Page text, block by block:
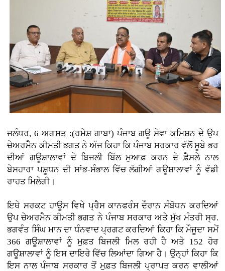
ਜਲੰਧਰ, 6 ਅਗਸਤ :(ਰਮੇਸ਼ ਗਾਬਾ) ਪੰਜਾਬ ਗਊ ਸੇਵਾ ਕਮਿਸ਼ਨ ਦੇ ਉਪ
ਚੇਅਰਮੈਨ ਕੀਮਤੀ ਭਗਤ ਨੇ ਅੱਜ ਕਿਹਾ ਕਿ ਪੰਜਾਬ ਸਰਕਾਰ ਵੱਲੋਂ ਸੂਬੇ ਭਰ
ਦੀਆਂ ਗਊਸ਼ਾਲਾਵਾਂ ਦੇ ਬਿਜਲੀ ਬਿੱਲ ਮੁਆਫ਼ ਕਰਨ ਦੇ ਫ਼ੈਸਲੇ ਨਾਲ
ਬੇਸਹਾਰਾ ਪਸ਼ੂਧਨ ਦੀ ਸਾਂਭ-ਸੰਭਾਲ ਵਿੱਚ ਲੱਗੀਆਂ ਗਊਸ਼ਾਲਾਵਾਂ ਨੂੰ ਵੱਡੀ
ਰਾਹਤ ਮਿਲੇਗੀ।
ਇਥੇ ਸਰਕਟ ਹਾਊਸ ਵਿਖੇ ਪ੍ਰੈਸ ਕਾਨਫਰੰਸ ਦੌਰਾਨ ਸੰਬੋਧਨ ਕਰਦਿਆਂ
ਉਪ ਚੇਅਰਮੈਨ ਕੀਮਤੀ ਭਗਤ ਨੇ ਪੰਜਾਬ ਸਰਕਾਰ ਅਤੇ ਮੁੱਖ ਮੰਤਰੀ ਸ੍ਰ.
ਭਗਵੰਤ ਸਿੰਘ ਮਾਨ ਦਾ ਧੰਨਵਾਦ ਪ੍ਰਗਟ ਕਰਦਿਆਂ ਕਿਹਾ ਕਿ ਮੌਜੂਦਾ ਸਮੇਂ
366 ਗਊਸ਼ਾਲਾਵਾਂ ਨੂੰ ਮੁਫ਼ਤ ਬਿਜਲੀ ਮਿਲ ਰਹੀ ਹੈ ਅਤੇ 152 ਹੋਰ
ਗਊਸ਼ਾਲਾਵਾਂ ਨੂੰ ਇਸ ਦਾਇਰੇ ਵਿੱਚ ਲਿਆਂਦਾ ਗਿਆ ਹੈ। ਉਨ੍ਹਾਂ ਕਿਹਾ ਕਿ
ਇਸ ਨਾਲ ਪੰਜਾਬ ਸਰਕਾਰ ਤੋਂ ਮੁਫ਼ਤ ਬਿਜਲੀ ਪ੍ਰਾਪਤ ਕਰਨ ਵਾਲੀਆਂ